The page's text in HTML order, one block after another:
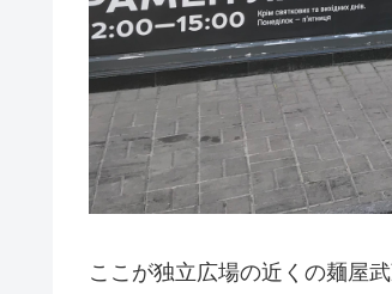
ここが独立広場の近くの麺屋